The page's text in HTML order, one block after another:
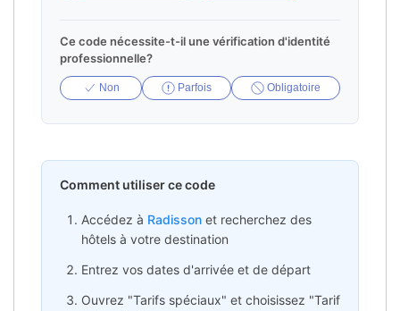
Ce code nécessite-t-il une vérification d'identité
professionnelle?
Non Parfois Obligatoire
Comment utiliser ce code
Accédez à Radisson et recherchez des
hôtels à votre destination
Entrez vos dates d'arrivée et de départ
Ouvrez "Tarifs spéciaux" et choisissez "Tarif